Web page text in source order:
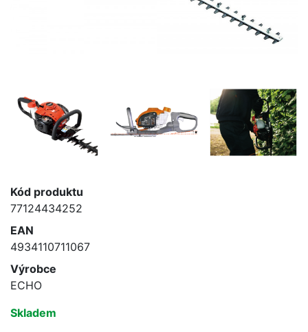
Kód produktu
77124434252
EAN
4934110711067
Výrobce
ECHO
Skladem